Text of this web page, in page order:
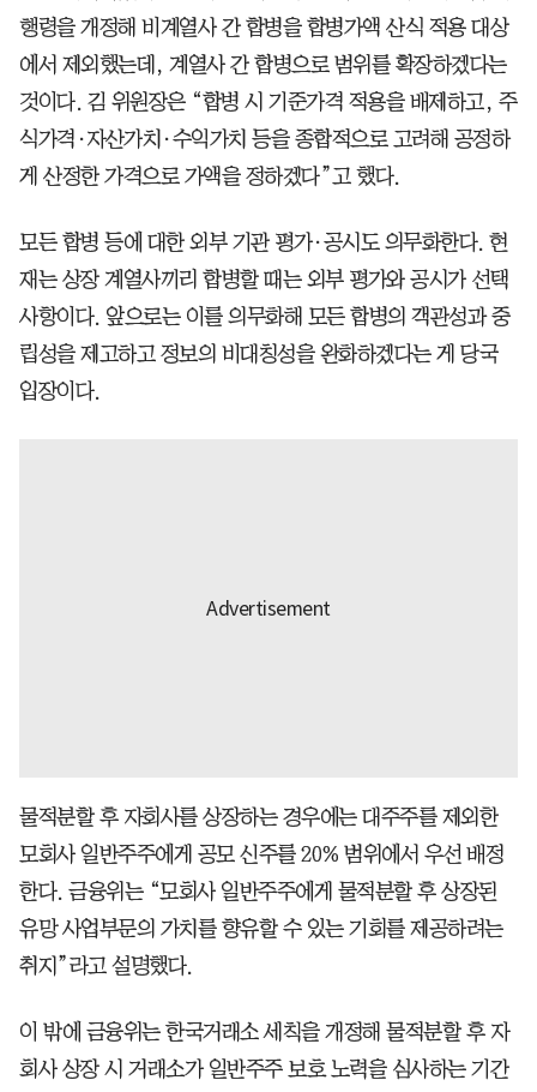
행령을 개정해 비계열사 간 합병을 합병가액 산식 적용 대상
에서 제외했는데, 계열사 간 합병으로 범위를 확장하겠다는
것이다. 김 위원장은 “합병 시 기준가격 적용을 배제하고, 주
식가격·자산가치·수익가치 등을 종합적으로 고려해 공정하
게 산정한 가격으로 가액을 정하겠다”고 했다.
모든 합병 등에 대한 외부 기관 평가·공시도 의무화한다. 현
재는 상장 계열사끼리 합병할 때는 외부 평가와 공시가 선택
사항이다. 앞으로는 이를 의무화해 모든 합병의 객관성과 중
립성을 제고하고 정보의 비대칭성을 완화하겠다는 게 당국
입장이다.
물적분할 후 자회사를 상장하는 경우에는 대주주를 제외한
모회사 일반주주에게 공모 신주를 20% 범위에서 우선 배정
한다. 금융위는 “모회사 일반주주에게 물적분할 후 상장된
유망 사업부문의 가치를 향유할 수 있는 기회를 제공하려는
취지”라고 설명했다.
이 밖에 금융위는 한국거래소 세칙을 개정해 물적분할 후 자
회사 상장 시 거래소가 일반주주 보호 노력을 심사하는 기간